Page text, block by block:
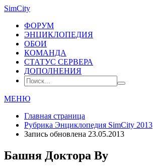
SimCity
ФОРУМ
ЭНЦИКЛОПЕДИЯ
ОБОИ
КОМАНДА
СТАТУС СЕРВЕРА
ДОПОЛНЕНИЯ
МЕНЮ
Главная страница
Рубрика Энциклопедия SimCity 2013
Запись обновлена 23.05.2013
Башня Доктора Ву